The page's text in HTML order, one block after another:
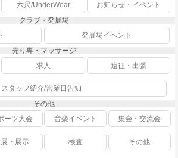
六尺/UnderWear
お知らせ・イベント
クラブ・発展場
発展場イベント
売り専・マッサージ
求人 遠征・出張
スタッフ紹介/営業日告知
その他
ーツ大会 音楽イベント 集会・交流会
・展示 検査 その他